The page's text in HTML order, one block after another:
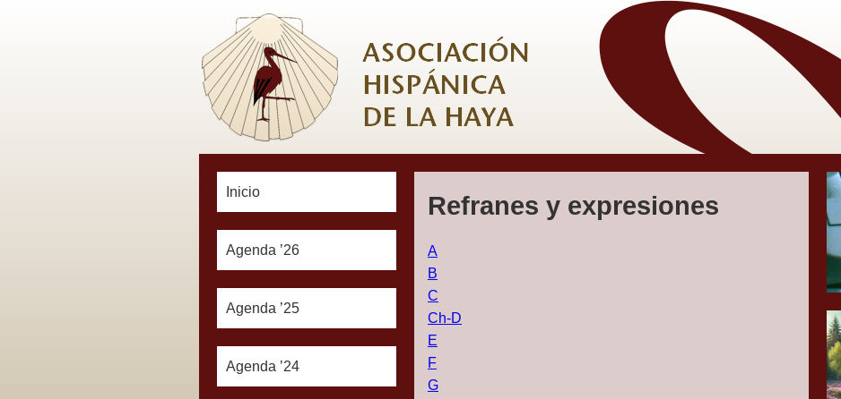
Inicio
Agenda ’26
Agenda ’25
Agenda ’24
Refranes y expresiones
A
B
C
Ch-D
E
F
G